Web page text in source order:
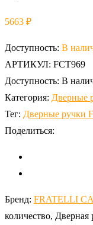
5663 ₽
Доступность: В
АРТИКУЛ: FCT969
Доступность: В
Категория: Дверные
Тег: Дверные ручки
Поделиться:
Бренд: FRATELLI
количество,